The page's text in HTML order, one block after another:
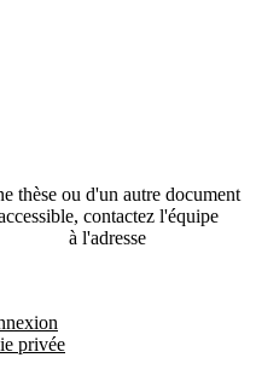
thèse ou d'un autre document
contactez l'équipe
à l'adresse
privée